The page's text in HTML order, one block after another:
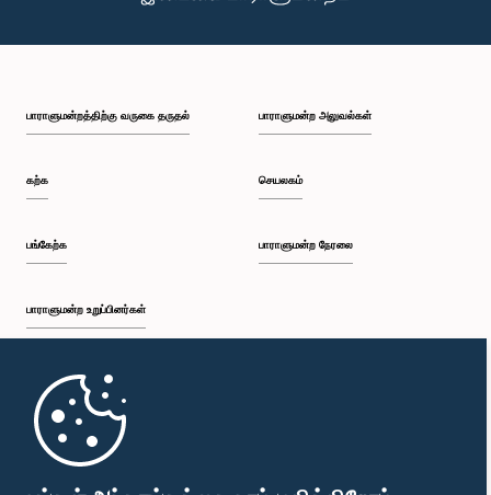
பாராளுமன்றத்திற்கு வருகை தருதல்
கற்க
பங்கேற்க
பாராளுமன்ற உறுப்பினர்கள்
முதற்பக்கம்
பாராளுமன்ற அலுவல்கள்
செயலகம்
பாராளுமன்ற நேரலை
பாராளுமன்ற கையடக்க செயலி